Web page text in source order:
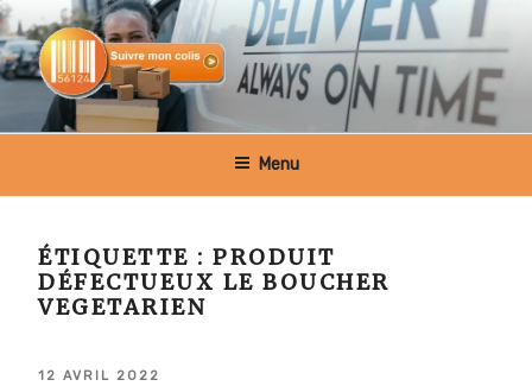
Aller
au
contenu
principal
SUIVRE MON COLIS BELGIQUE
Menu
ÉTIQUETTE :PRODUIT
DÉFECTUEUX LE BOUCHER
VEGETARIEN
PUBLIÉ
12 AVRIL 2022